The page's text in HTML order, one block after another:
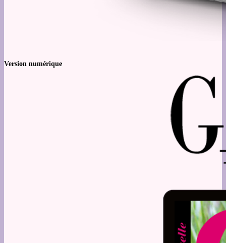
Version numérique